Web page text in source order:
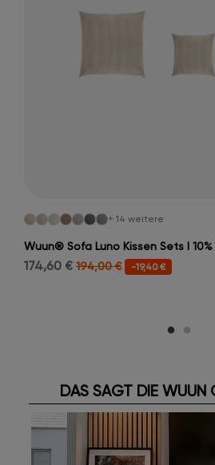
+ 14 weitere
Wuun® Sofa Luno Kissen Sets I
174,60 € 194,00 € -19,40 €
DAS SAGT DIE WUUN